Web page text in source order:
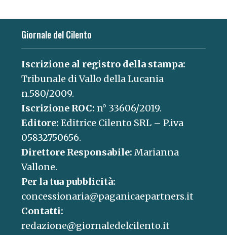
Giornale del Cilento
Iscrizione al registro della stampa:
Tribunale di Vallo della Lucania
n.580/2009.
Iscrizione ROC: n° 33606/2019.
Editore: Editrice Cilento SRL – P.iva
05832750656.
Direttore Responsabile: Marianna
Vallone.
Per la tua pubblicità:
concessionaria@paganicaepartners.it
Contatti:
redazione@giornaledelcilento.it